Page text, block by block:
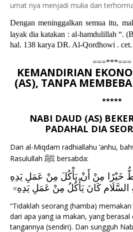
umat nya menjadi mulia dan
Dengan meninggalkan semua itu,
layak dia katakan : al-hamdulillah “.
hal. 138 karya DR. Al-Qordhowi .
===***===
KEMANDIRIAN
(AS), TANPA
*****
NABI DAUD (AS)
PADAHAL DIA
Dari al-Miqdam radhiallahu ‘anhu,
Rasulullah ﷺ bersabda:
خَيْرًا مِنْ أَنْ يَأْكُلَ مِنْ عَمَلِ يَدِهِ
السَّلَام كَانَ يَأْكُلُ مِنْ عَمَلِ يَدِهِ»
“Tidaklah seorang (hamba)
dari apa yang ia makan, yang berasal
tangannya (sendiri). Dan sungguh